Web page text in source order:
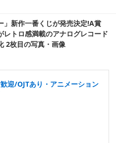
」新作一番くじが発売決定!A賞
レトロ感満載のアナログレコード
2枚目の写真・画像
迎/OJTあり・アニメーション